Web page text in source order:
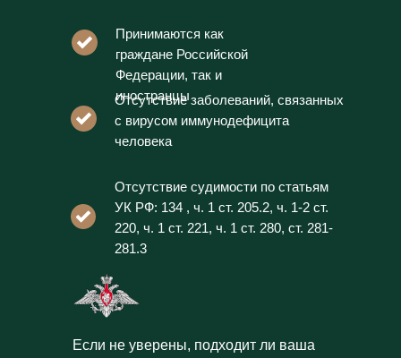
Принимаются как
граждане Российской
Федерации, так и
иностранцы
Отсутствие судимости по статьям
УК РФ: 134 , ч. 1 ст. 205.2, ч. 1-2 ст.
220, ч. 1 ст. 221, ч. 1 ст. 280, ст. 281-
281.3
Если не уверены, подходит ли ваша
Отсутствие заболеваний, связанных
с вирусом иммунодефицита
человека